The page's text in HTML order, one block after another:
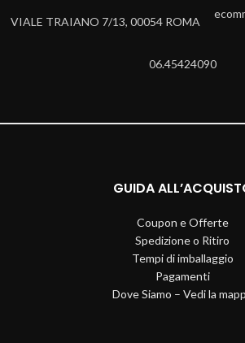
VIALE TRAIANO 7/13, 00054 ROMA
06.45424090
GUIDA
Coupon e Offerte
Spedizione o Ritiro
Tempi di imballaggio
Pagamenti
Dove Siamo – Vedi la